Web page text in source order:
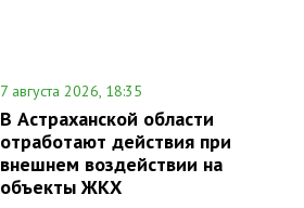
7 августа 2026, 18:35
В Астраханской области
отработают действия при
внешнем воздействии на
объекты ЖКХ